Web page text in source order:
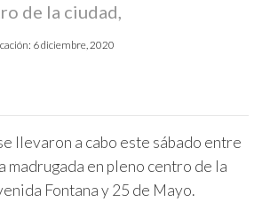
de la ciudad,
6 diciembre, 2020
llevaron a cabo este sábado entre
madrugada en pleno centro de la
Fontana y 25 de Mayo.